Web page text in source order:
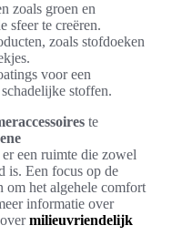
zoals groen en
sfeer te creëren.
zoals stofdoeken
voor een
stoffen.
te
er een ruimte die zowel
is. Een focus op de
om het algehele comfort
informatie over
milieuvriendelijk